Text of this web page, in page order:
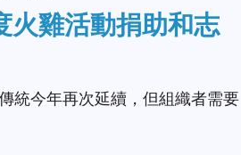
火雞活動捐助和志
統今年再次延續，但組織者需要